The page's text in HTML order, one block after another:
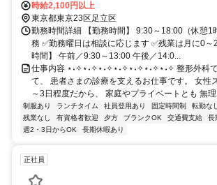
時給2,100円以上
東京都東京23区足立区
勤務時間詳細 【勤務時間】 9:30～18:00（休憩1
務 ✅勤務曜日は相談に応じます ✅残業は月に0
時間】 午前／9:30～13:00 午後／14:0...
仕事内容 ⋆˖✧⋆˖✧⋆˖✧⋆˖✧⋆˖✧⋆˖✧⋆˖✧ 整形外科
て、 患者さまの診療を支えるお仕事です。 女性
～3日程度だから、 家庭やプライベートとも 無
制服あり ランチタイム 社員登用あり 固定時間制 転勤な
残業なし
有資格者歓迎 夕方 ブランクOK 交通費支給 長
週2・3日からOK
長期休暇あり
正社員